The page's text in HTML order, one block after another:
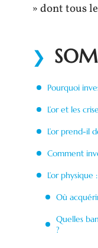
» dont tous
Pourquoi
L’or et les
L’or prend-il
Comment
L’or
Où
Quelles
?